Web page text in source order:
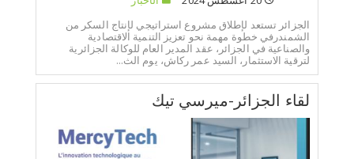
الجزائر تستعد لإطلاق مشروع استراتيجي لإنتاج السكر من
الشمندرفي خطوة مهمة نحو تعزيز التنمية الاقتصادية
والصناعية في الجزائر، عقد المدير العام للوكالة الجزائرية
لترقية الاستثمار، السيد عمر ركاش، يوم الث...
لقاء الجزائر-ميرسي تيك